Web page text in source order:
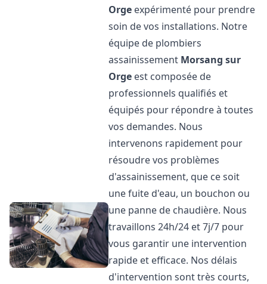
Orge expérimenté pour prendre
soin de vos installations. Notre
équipe de plombiers
assainissement Morsang sur
Orge est composée de
professionnels qualifiés et
équipés pour répondre à toutes
vos demandes. Nous
intervenons rapidement pour
résoudre vos problèmes
d'assainissement, que ce soit
une fuite d'eau, un bouchon ou
une panne de chaudière. Nous
travaillons 24h/24 et 7j/7 pour
vous garantir une intervention
rapide et efficace. Nos délais
d'intervention sont très courts,